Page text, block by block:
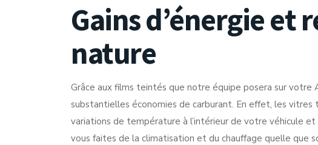
Gains d’énergie et
nature
Grâce aux films teintés que notre équipe posera sur votre
substantielles économies de carburant. En effet, les
variations de température à l’intérieur de votre véhicule et
vous faites de la climatisation et du chauffage quelle que